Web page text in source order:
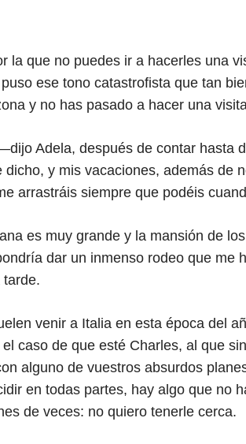
la que no puedes ir a hacerles una
ese tono catastrofista que tan
y no has pasado a hacer una
Adela, después de contar hasta
y mis vacaciones, además de
arrastráis siempre que podéis
es muy grande y la mansión de
dar un inmenso rodeo que me
tarde.
venir a Italia en esta época del
caso de que esté Charles, al que
alguno de vuestros absurdos
en todas partes, hay algo que no
de veces: no quiero tenerle cerca.